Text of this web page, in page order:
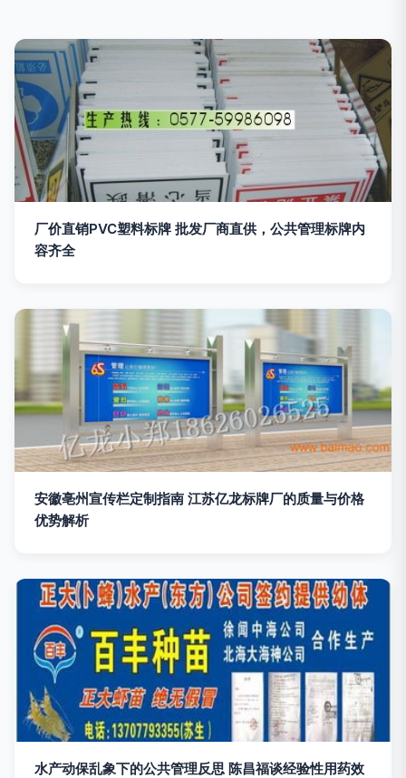
厂价直销PVC塑料标牌 批发厂商直供，公共管理标牌内
容齐全
安徽亳州宣传栏定制指南 江苏亿龙标牌厂的质量与价格
优势解析
水产动保乱象下的公共管理反思 陈昌福谈经验性用药效